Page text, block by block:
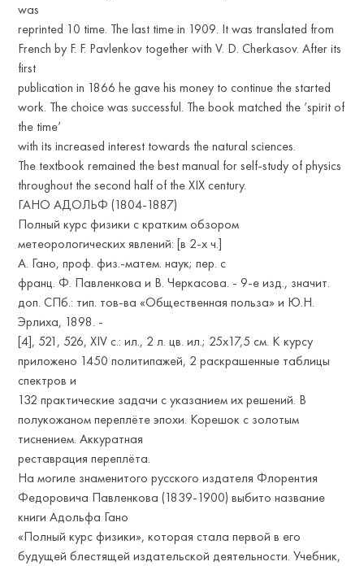
was
reprinted 10 time. The last time in 1909. It was translated from
French by F. F. Pavlenkov together with V. D. Cherkasov. After its
first
publication in 1866 he gave his money to continue the started
work. The choice was successful. The book matched the ‘spirit of
the time’
with its increased interest towards the natural sciences.
The textbook remained the best manual for self-study of physics
throughout the second half of the XIX century.
ГАНО АДОЛЬФ (1804-1887)
Полный курс физики с кратким обзором
метеорологических явлений: [в 2-х ч.]
А. Гано, проф. физ.-матем. наук; пер. с
франц. Ф. Павленкова и В. Черкасова. - 9-е изд., значит.
доп. СПб.: тип. тов-ва «Общественная польза» и Ю.Н.
Эрлиха, 1898. -
[4], 521, 526, XIV с.: ил., 2 л. цв. ил.; 25х17,5 см. К курсу
приложено 1450 политипажей, 2 раскрашенные таблицы
спектров и
132 практические задачи с указанием их решений. В
полукожаном переплёте эпохи. Корешок с золотым
тиснением. Аккуратная
реставрация переплёта.
На могиле знаменитого русского издателя Флорентия
Федоровича Павленкова (1839-1900) выбито название
книги Адольфа Гано
«Полный курс физики», которая стала первой в его
будущей блестящей издательской деятельности. Учебник,